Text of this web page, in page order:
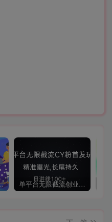
就能做，一天1w 单平台无限截流创业粉首发玩法，精准曝光，长尾持久，日引流100+【揭秘】